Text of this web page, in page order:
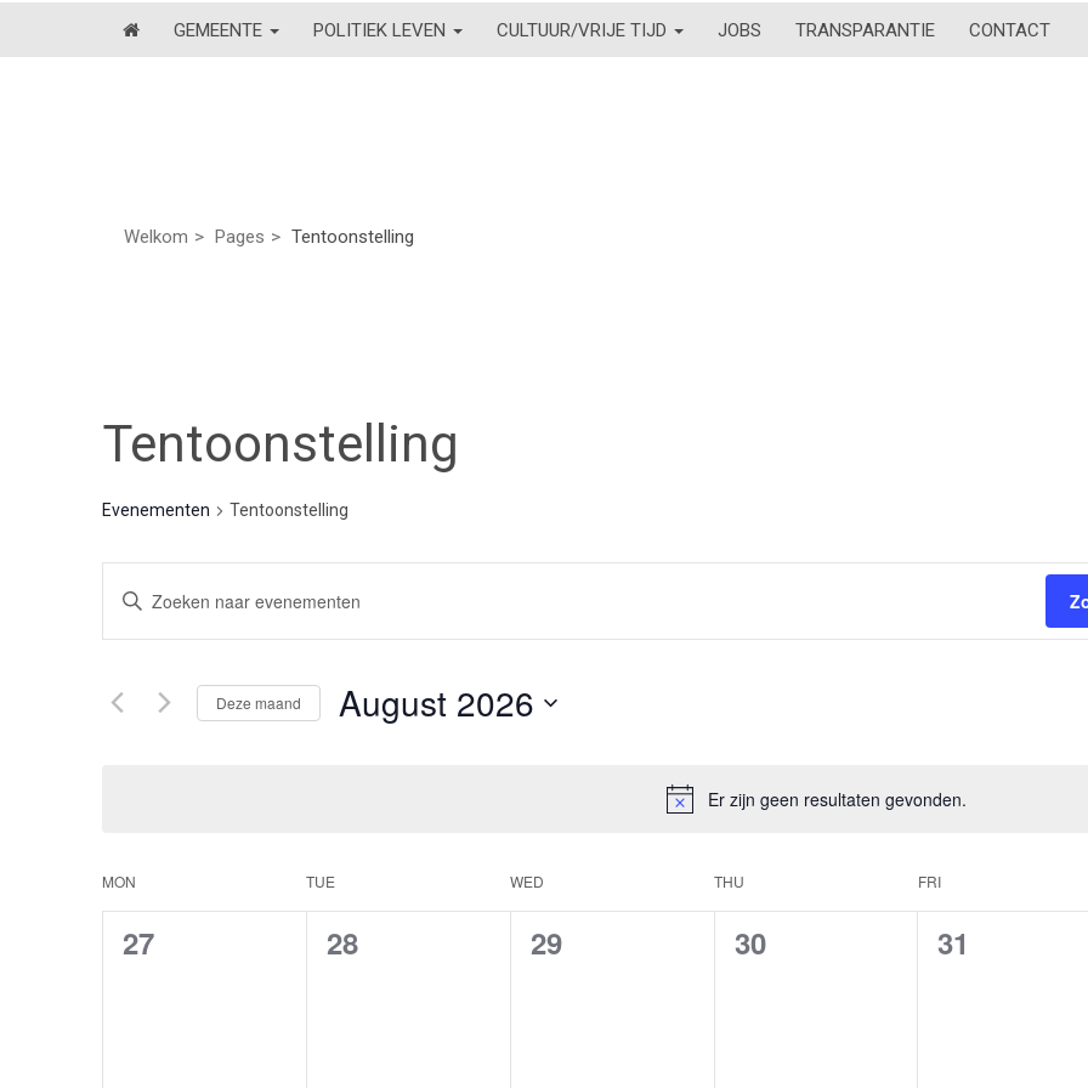
GEMEENTE POLITIEK LEVEN CULTUUR/VRIJE TIJD JOBS TRANSPARANTIE CONTACT
Welkom Pages Tentoonstelling
Er zijn geen resultaten gevonden.
Tentoonstelling
Evenementen Tentoonstelling
Evenementen
Zoeken
weergeven
Vul
een
keyword
Zoek
voor
Deze maand August 2026
Kalender
van
MON TUE WED THU FRI
0
27
0
28
0
29
0
30
0
31